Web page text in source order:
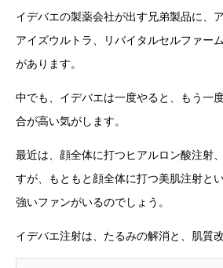
イデバエの製薬会社が出す兄弟製品に、
アイズウルトラ、リバイタルセルファー
があります。
中でも、イデバエは一度やると、もう一
合が高い気がします。
最近は、顔全体に打つヒアルロン酸注射
すが、もともと顔全体に打つ美肌注射と
強いファンがいるのでしょう。
イデバエ注射は、たるみの解消と、肌質改